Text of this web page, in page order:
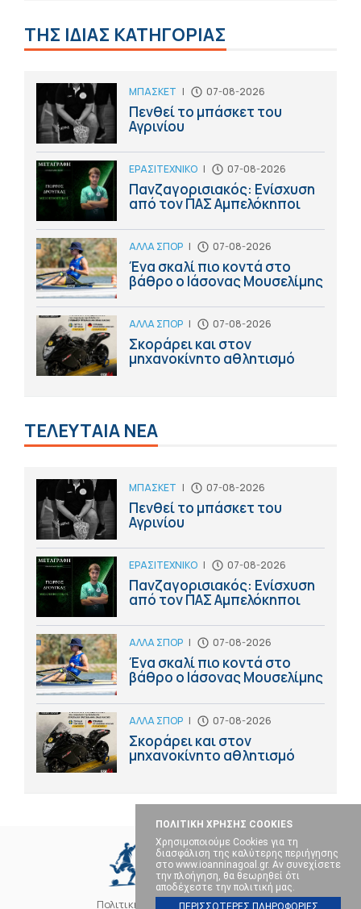
ΠΟΛΙΤΙΚΗ ΧΡΗΣΗΣ COOKIES
Χρησιμοποιούμε Cookies για τη
διασφάλιση της καλύτερης περιήγησης
στο www.ioanninagoal.gr. Αν συνεχίσετε
την πλοήγηση, θα θεωρηθεί ότι
αποδέχεστε την πολιτική μας.
ΠΕΡΙΣΣΟΤΕΡΕΣ ΠΛΗΡΟΦΟΡΙΕΣ
ΤΗΣ ΙΔΙΑΣ ΚΑΤΗΓΟΡΙΑΣ
ΜΠΑΣΚΕΤ | 07-08-2026
Πενθεί το μπάσκετ του
Αγρινίου
ΕΡΑΣΙΤΕΧΝΙΚΟ | 07-08-2026
Πανζαγορισιακός: Ενίσχυση
από τον ΠΑΣ Αμπελόκηποι
ΑΛΛΑ ΣΠΟΡ | 07-08-2026
Ένα σκαλί πιο κοντά στο
βάθρο ο Ιάσονας Μουσελίμης
ΑΛΛΑ ΣΠΟΡ | 07-08-2026
Σκοράρει και στον
μηχανοκίνητο αθλητισμό
ΤΕΛΕΥΤΑΙΑ ΝΕΑ
ΜΠΑΣΚΕΤ | 07-08-2026
Πενθεί το μπάσκετ του
Αγρινίου
ΕΡΑΣΙΤΕΧΝΙΚΟ | 07-08-2026
Πανζαγορισιακός: Ενίσχυση
από τον ΠΑΣ Αμπελόκηποι
ΑΛΛΑ ΣΠΟΡ | 07-08-2026
Ένα σκαλί πιο κοντά στο
βάθρο ο Ιάσονας Μουσελίμης
ΑΛΛΑ ΣΠΟΡ | 07-08-2026
Σκοράρει και στον
μηχανοκίνητο αθλητισμό
Πολιτική Cookies Επικοινωνία